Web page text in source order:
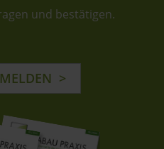
und bestätigen.